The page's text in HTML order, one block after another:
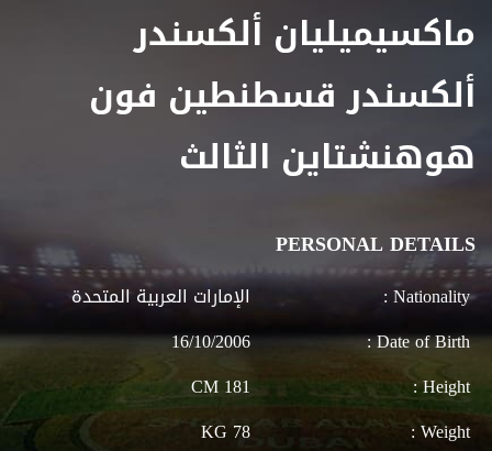
ماكسيميليان ألكسندر
ألكسندر قسطنطين فون
هوهنشتاين الثالث
PERSONAL DETAILS
Nationality :
الإمارات العربية المتحدة
Date of Birth :
16/10/2006
Height :
181 CM
Weight :
78 KG